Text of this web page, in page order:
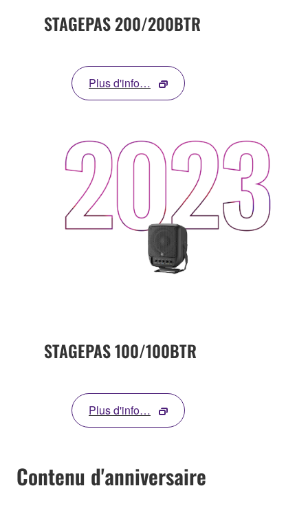
STAGEPAS 200/200BTR
Plus d'info…
STAGEPAS 100/100BTR
Plus d'info…
Contenu d'anniversaire